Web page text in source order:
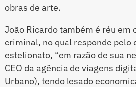
obras de arte.
João Ricardo também é réu em
criminal, no qual responde pelo
estelionato, “em razão de sua
CEO da agência de viagens
Urbano), tendo lesado